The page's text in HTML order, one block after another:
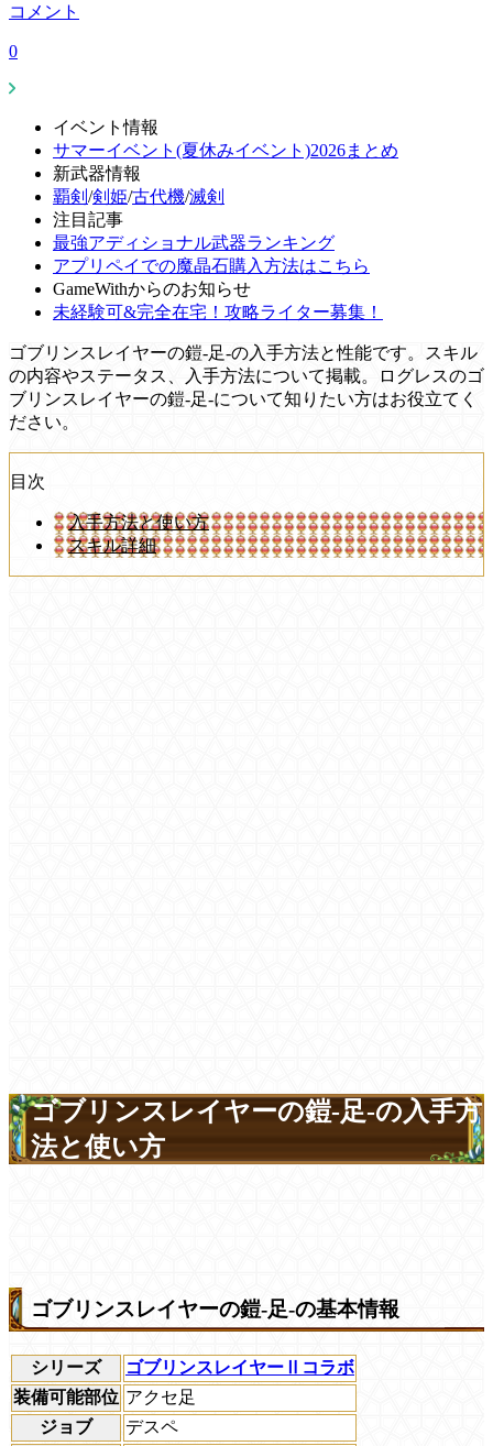
コメント
0
イベント情報
サマーイベント(夏休みイベント)2026まとめ
新武器情報
覇剣 /剣姫/古代機/滅剣
注目記事
最強アディショナル武器ランキング
アプリペイでの魔晶石購入方法はこちら
GameWithからのお知らせ
未経験可&完全在宅！攻略ライター募集！
ゴブリンスレイヤーの鎧-足-の入手方法と性能です。スキル
の内容やステータス、入手方法について掲載。ログレスのゴ
ブリンスレイヤーの鎧-足-について知りたい方はお役立てく
ださい。
目次
入手方法と使い方
スキル詳細
ゴブリンスレイヤーの鎧-足-の入手方
法と使い方
ゴブリンスレイヤーの鎧-足-の基本情報
シリーズ
ゴブリンスレイヤーⅡコラボ
装備可能部位 アクセ足
ジョブ
デスペ